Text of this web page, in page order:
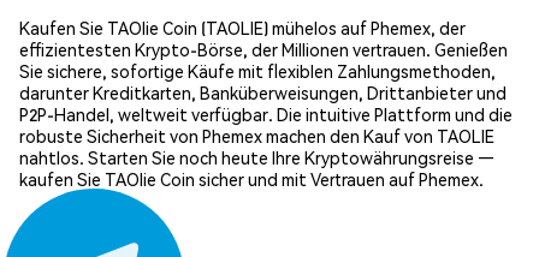
Kaufen Sie TAOlie Coin (TAOLIE) mühelos auf Phemex, der
effizientesten Krypto-Börse, der Millionen vertrauen. Genießen
Sie sichere, sofortige Käufe mit flexiblen Zahlungsmethoden,
darunter Kreditkarten, Banküberweisungen, Drittanbieter und
P2P-Handel, weltweit verfügbar. Die intuitive Plattform und die
robuste Sicherheit von Phemex machen den Kauf von TAOLIE
nahtlos. Starten Sie noch heute Ihre Kryptowährungsreise —
kaufen Sie TAOlie Coin sicher und mit Vertrauen auf Phemex.